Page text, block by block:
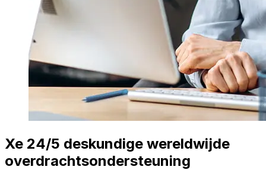
Xe 24/5 deskundige wereldwijde
overdrachtsondersteuning